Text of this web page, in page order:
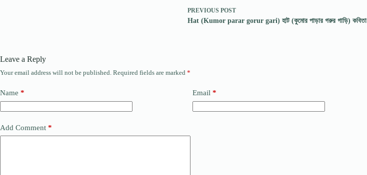
PREVIOUS POST
Hat (Kumor parar gorur gari) হাট (কুমোর পাড়ার গরুর গাড়ি) কবিতা
Leave a Reply
Your email address will not be published. Required fields are marked *
Name * Email *
Add Comment *